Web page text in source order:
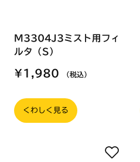
M3304J3ミスト用フィ
ルタ（S）
¥1,980 （税込）
くわしく見る